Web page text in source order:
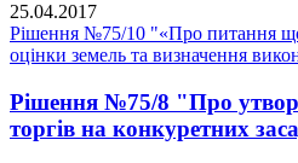
25.04.2017
Рішення №75/10 "«Про питання
оцінки земель та визначення
Рішення №75/8 "Про
торгів на конкуретних